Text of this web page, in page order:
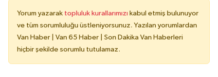
Yorum yazarak topluluk kurallarımızı kabul etmiş bulunuyor
ve tüm sorumluluğu üstleniyorsunuz. Yazılan yorumlardan
Van Haber | Van 65 Haber | Son Dakika Van Haberleri
hiçbir şekilde sorumlu tutulamaz.